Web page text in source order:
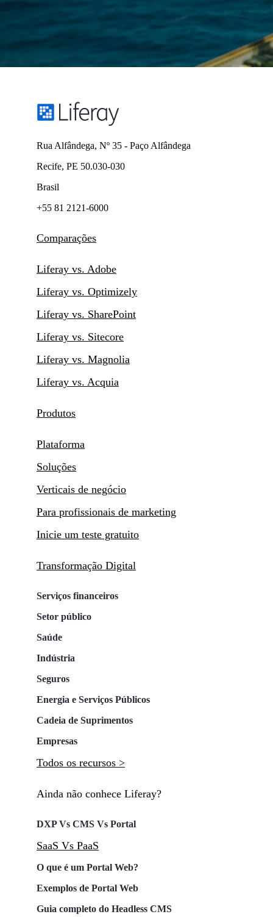
mercado, atualiza seu ecossistema digital em
busca de melhores experiências para
funcionários e cidadãos.
Rua Alfândega, Nº 35 - Paço Alfândega
Recife, PE 50.030-030
Brasil
+55 81 2121-6000
Comparações
Liferay vs. Adobe
Liferay vs. Optimizely
Liferay vs. SharePoint
Liferay vs. Sitecore
Liferay vs. Magnolia
Liferay vs. Acquia
Produtos
Plataforma
Soluções
Verticais de negócio
Para profissionais de marketing
Inicie um teste gratuito
Transformação Digital
Serviços financeiros
Setor público
Saúde
Indústria
Seguros
Energia e Serviços Públicos
Cadeia de Suprimentos
Empresas
Todos os recursos >
Ainda não conhece Liferay?
DXP Vs CMS Vs Portal
SaaS Vs PaaS
O que é um Portal Web?
Exemplos de Portal Web
Guia completo do Headless CMS